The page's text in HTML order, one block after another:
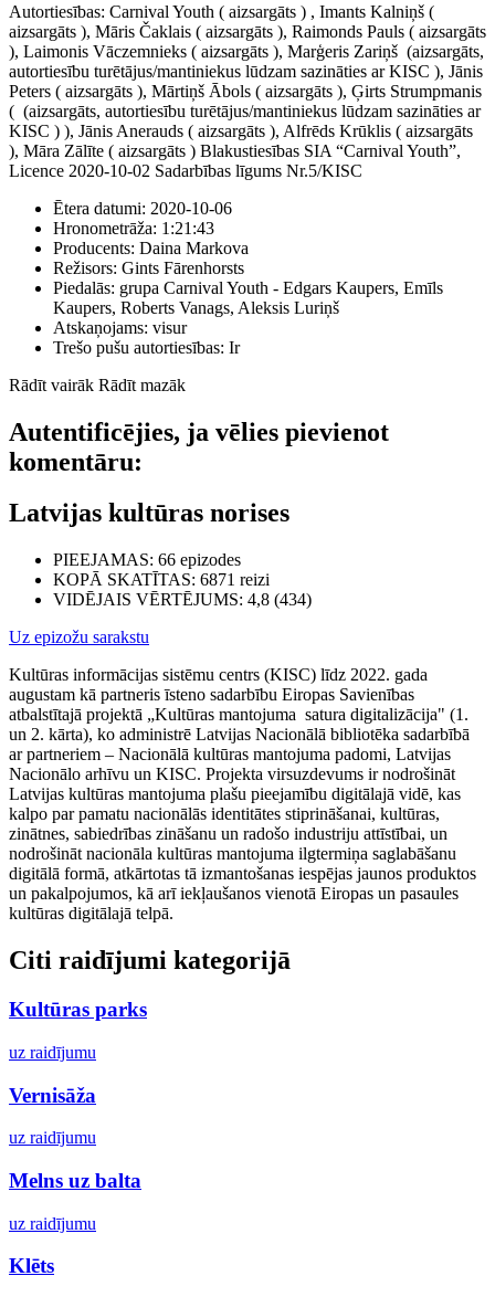
Autortiesības: Carnival Youth ( aizsargāts ) , Imants Kalniņš (
aizsargāts ), Māris Čaklais ( aizsargāts ), Raimonds Pauls ( aizsargāts
), Laimonis Vāczemnieks ( aizsargāts ), Marģeris Zariņš (aizsargāts,
autortiesību turētājus/mantiniekus lūdzam sazināties ar KISC ), Jānis
Peters ( aizsargāts ), Mārtiņš Ābols ( aizsargāts ), Ģirts Strumpmanis
( (aizsargāts, autortiesību turētājus/mantiniekus lūdzam sazināties ar
KISC ) ), Jānis Anerauds ( aizsargāts ), Alfrēds Krūklis ( aizsargāts
), Māra Zālīte ( aizsargāts ) Blakustiesības SIA “Carnival Youth”,
Licence 2020-10-02 Sadarbības līgums Nr.5/KISC
Ētera datumi: 2020-10-06
Hronometrāža: 1:21:43
Producents: Daina Markova
Režisors: Gints Fārenhorsts
Piedalās: grupa Carnival Youth - Edgars Kaupers, Emīls
Kaupers, Roberts Vanags, Aleksis Luriņš
Atskaņojams: visur
Trešo pušu autortiesības: Ir
Rādīt vairāk Rādīt mazāk
Autentificējies, ja vēlies pievienot
komentāru:
Latvijas kultūras norises
PIEEJAMAS: 66 epizodes
KOPĀ SKATĪTAS: 6871 reizi
VIDĒJAIS VĒRTĒJUMS: 4,8 (434)
Uz epizožu sarakstu
Kultūras informācijas sistēmu centrs (KISC) līdz 2022. gada
augustam kā partneris īsteno sadarbību Eiropas Savienības
atbalstītajā projektā „Kultūras mantojuma satura digitalizācija" (1.
un 2. kārta), ko administrē Latvijas Nacionālā bibliotēka sadarbībā
ar partneriem – Nacionālā kultūras mantojuma padomi, Latvijas
Nacionālo arhīvu un KISC. Projekta virsuzdevums irnodrošināt
Latvijas kultūras mantojuma plašu pieejamību digitālajā vidē, kas
kalpo par pamatu nacionālās identitātes stiprināšanai, kultūras,
zinātnes, sabiedrības zināšanu un radošo industriju attīstībai, un
nodrošināt nacionāla kultūras mantojuma ilgtermiņa saglabāšanu
digitālā formā, atkārtotas tā izmantošanas iespējas jaunos produktos
un pakalpojumos, kā arī iekļaušanos vienotā Eiropas un pasaules
kultūras digitālajā telpā.
Citi raidījumi kategorijā
Kultūras parks
uz raidījumu
Vernisāža
uz raidījumu
Melns uz balta
uz raidījumu
Klēts